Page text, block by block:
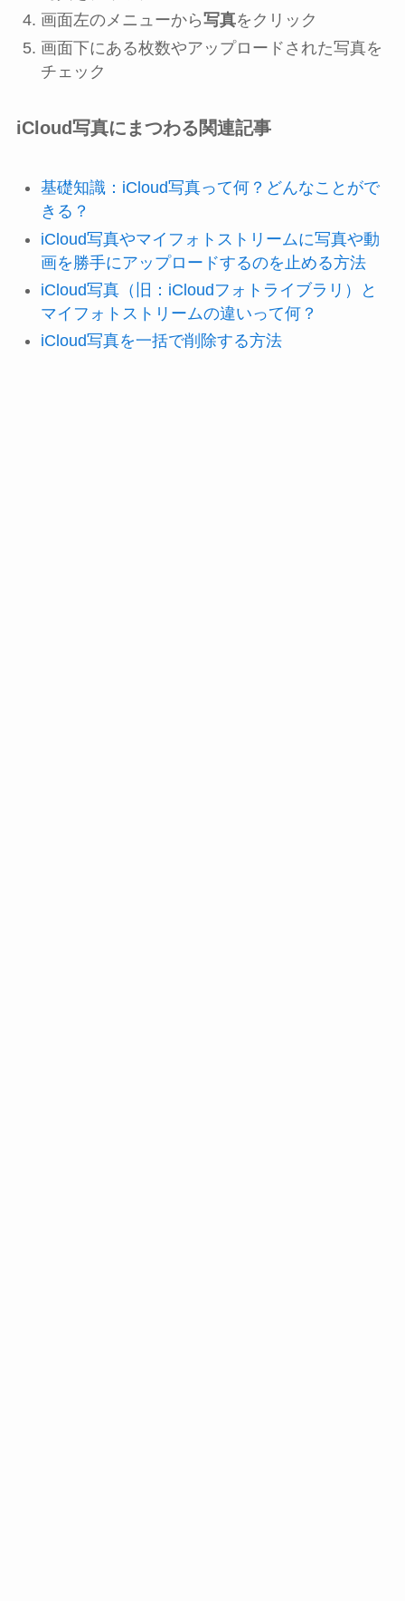
画面左のメニューから写真をクリック
画面下にある枚数やアップロードされた写真を
チェック
iCloud写真にまつわる関連記事
基礎知識：iCloud写真って何？どんなことがで
きる？
iCloud写真やマイフォトストリームに写真や動
画を勝手にアップロードするのを止める方法
iCloud写真（旧：iCloudフォトライブラリ）と
マイフォトストリームの違いって何？
iCloud写真を一括で削除する方法